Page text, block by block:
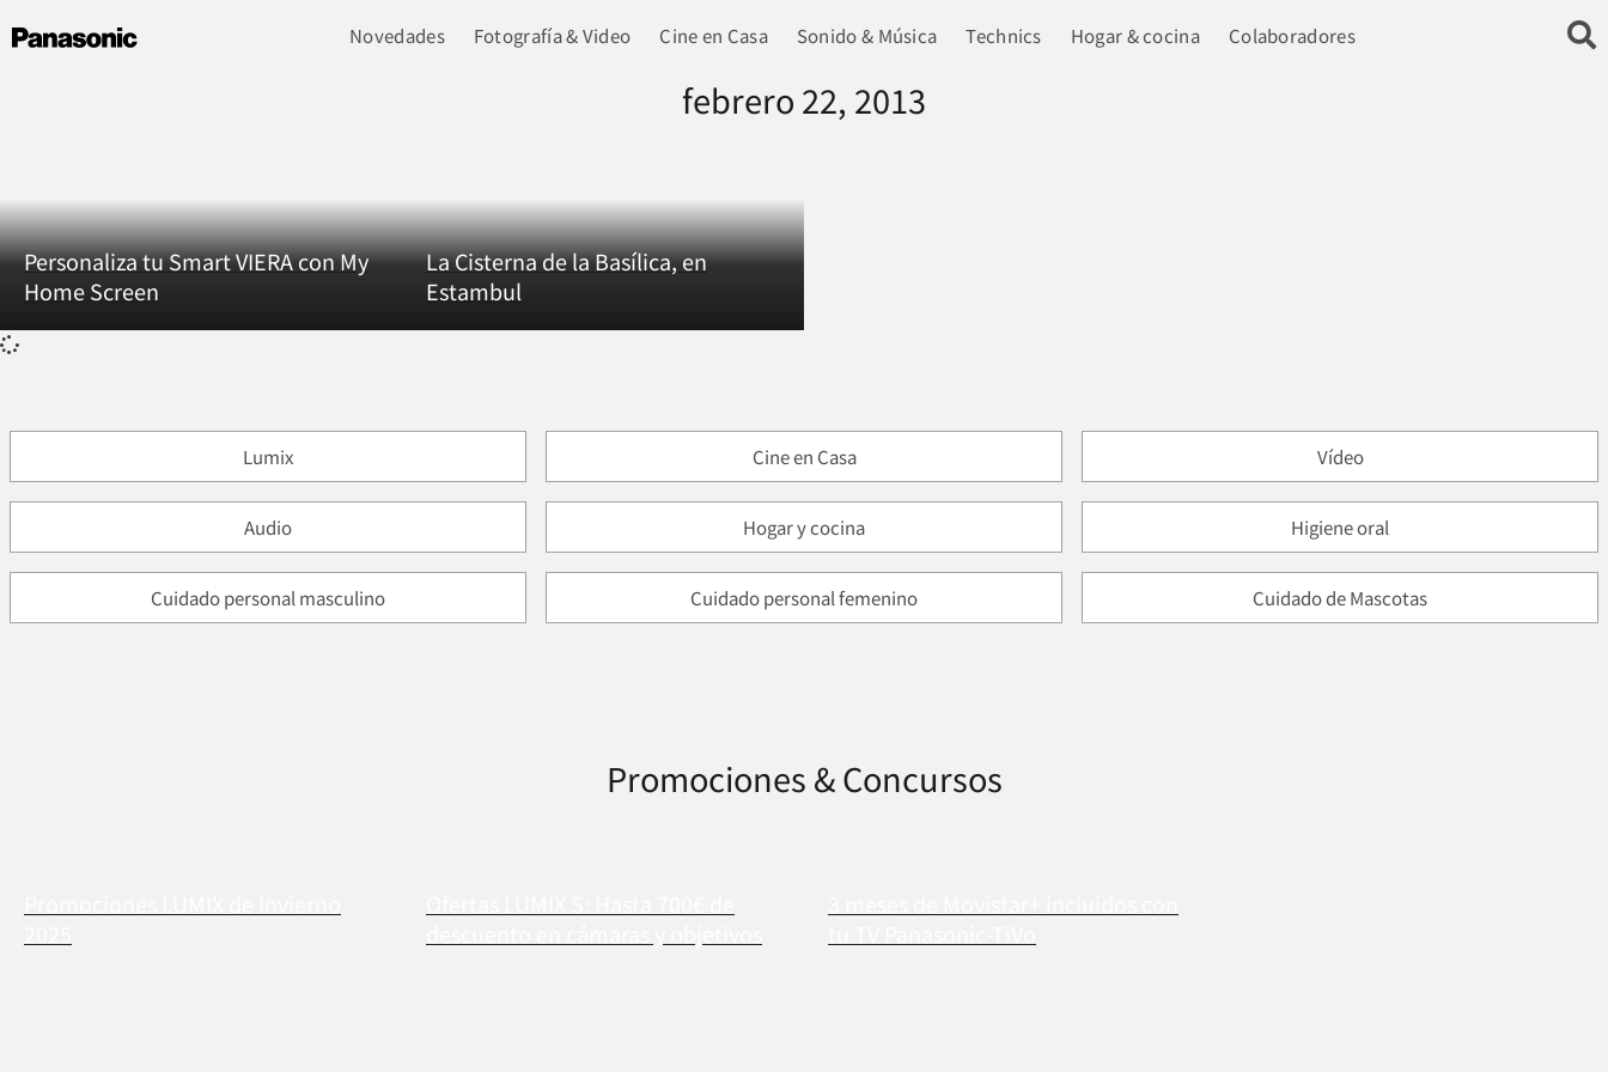
Novedades Fotografía & Video Cine en Casa Sonido & Música Technics Hogar & cocina Colaboradores
febrero 22, 2013
Personaliza tu Smart VIERA con My
Home Screen
La Cisterna de la Basílica, en
Estambul
Lumix Cine en Casa Vídeo
Audio Hogar y cocina Higiene oral
Cuidado personal masculino Cuidado personal femenino Cuidado de Mascotas
Promociones & Concursos